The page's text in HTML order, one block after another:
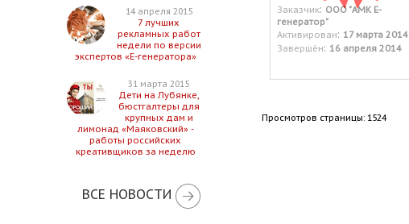
14 апреля 2015
7 лучших
рекламных работ
недели по версии
экспертов «Е-генератора»
31 марта 2015
Дети на Лубянке,
бюстгалтеры для
крупных дам и
лимонад «Маяковский» -
работы российских
креативщиков за неделю
ВСЕ НОВОСТИ
Заказчик: ООО "АМК Е-
генератор"
Активирован: 17 марта 2014
Завершён: 16 апреля 2014
Просмотров страницы: 1524